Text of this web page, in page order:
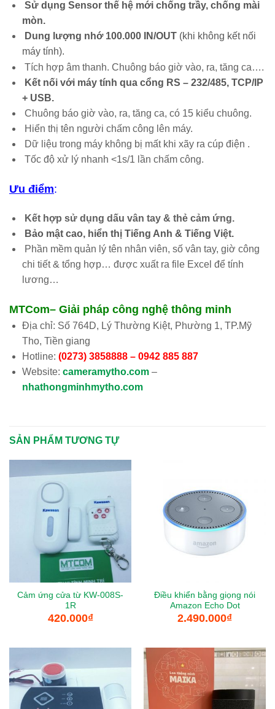
Sử dụng Sensor thế hệ mới chống trầy, chống mài
mòn.
Dung lượng nhớ 100.000 IN/OUT (khi không kết nối
máy tính).
Tích hợp âm thanh. Chuông báo giờ vào, ra, tăng ca….
Kết nối với máy tính qua cổng RS – 232/485, TCP/IP
+ USB.
Chuông báo giờ vào, ra, tăng ca, có 15 kiểu chuông.
Hiển thị tên người chấm công lên máy.
Dữ liệu trong máy không bị mất khi xãy ra cúp điện .
Tốc độ xử lý nhanh <1s/1 lần chấm công.
Ưu điểm:
Kết hợp sử dụng dấu vân tay & thẻ cảm ứng.
Bảo mật cao, hiển thị Tiếng Anh & Tiếng Việt.
Phần mềm quản lý tên nhân viên, số vân tay, giờ công
chi tiết & tổng hợp… được xuất ra file Excel để tính
lương…
MTCom– Giải pháp công nghệ thông minh
Địa chỉ: Số 764D, Lý Thường Kiệt, Phường 1, TP.Mỹ
Tho, Tiền giang
Hotline: (0273) 3858888 – 0942 885 887
Website: cameramytho.com–
nhathongminhmytho.com
SẢN PHẨM TƯƠNG TỰ
Cảm ứng cửa từ KW-008S-
1R
420.000₫
Điều khiển bằng giọng nói
Amazon Echo Dot
2.490.000₫